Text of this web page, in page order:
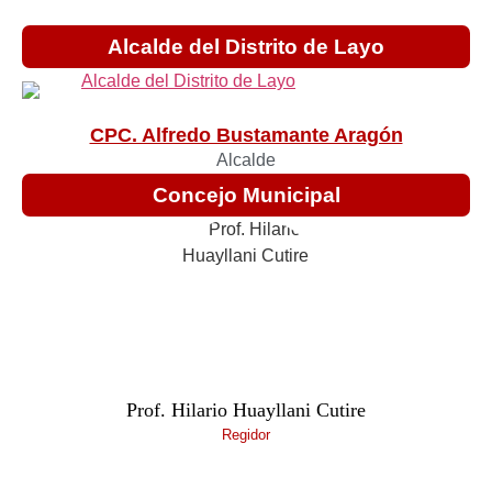
Alcalde del Distrito de Layo
CPC. Alfredo Bustamante Aragón
Alcalde
Concejo Municipal
Prof. Hilario Huayllani Cutire
Regidor